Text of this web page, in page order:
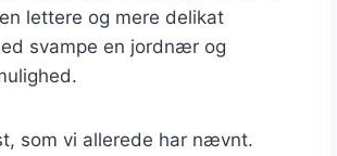
lettere og mere delikat
svampe en jordnær og
som vi allerede har nævnt.